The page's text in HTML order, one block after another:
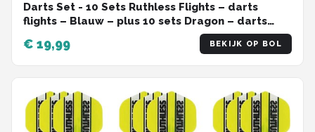
Darts Set - 10 Sets Ruthless Flights – darts
flights – Blauw – plus 10 sets Dragon – darts
€ 19,99 BEKIJK OP BOL